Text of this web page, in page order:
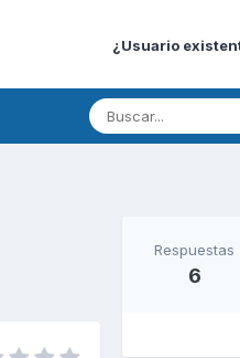
¿Usuario
Respuestas
6